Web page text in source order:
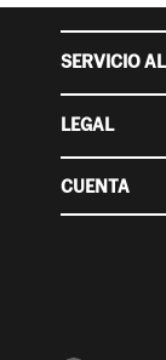
SERVICIO
Centro de
Contáctanos
Cambios y
Nuestras
Retiro en
LEGAL
Políticas de
Políticas de
Términos y
Políticas
CUENTA
Mi cuenta